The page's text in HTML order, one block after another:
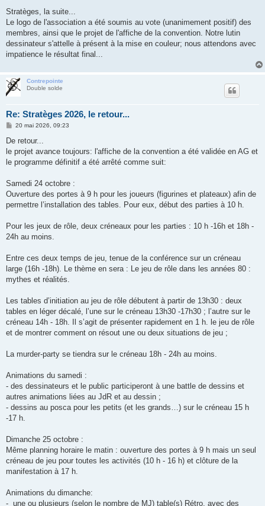
s
a
g
Stratèges, la suite...
Le logo de l'association a été soumis au vote (unanimement positif) des
membres, ainsi que le projet de l'affiche de la convention. Notre lutin
dessinateur s'attelle à présent à la mise en couleur; nous attendons avec
impatience le résultat final...
Contrepointe
Double solde
Re: Stratèges 2026, le retour...
M
s
a
g
e
20 mai 2026, 09:23
De retour...
le projet avance toujours: l'affiche de la convention a été validée en AG et
le programme définitif a été arrêté comme suit:
Samedi 24 octobre :
Ouverture des portes à 9 h pour les joueurs (figurines et plateaux) afin de
permettre l’installation des tables. Pour eux, début des parties à 10 h.
Pour les jeux de rôle, deux créneaux pour les parties : 10 h -16h et 18h -
24h au moins.
Entre ces deux temps de jeu, tenue de la conférence sur un créneau
large (16h -18h). Le thème en sera : Le jeu de rôle dans les années 80 :
mythes et réalités.
Les tables d’initiation au jeu de rôle débutent à partir de 13h30 : deux
tables en léger décalé, l’une sur le créneau 13h30 -17h30 ; l’autre sur le
créneau 14h - 18h. Il s’agit de présenter rapidement en 1 h. le jeu de rôle
et de montrer comment on résout une ou deux situations de jeu ;
La murder-party se tiendra sur le créneau 18h - 24h au moins.
Animations du samedi :
- des dessinateurs et le public participeront à une battle de dessins et
autres animations liées au JdR et au dessin ;
- dessins au posca pour les petits (et les grands…) sur le créneau 15 h
-17 h.
Dimanche 25 octobre :
Même planning horaire le matin : ouverture des portes à 9 h mais un seul
créneau de jeu pour toutes les activités (10 h - 16 h) et clôture de la
manifestation à 17 h.
Animations du dimanche:
- une ou plusieurs (selon le nombre de MJ) table(s) Rétro, avec des